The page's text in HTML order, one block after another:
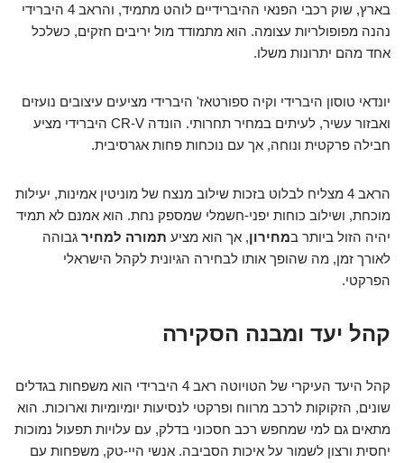
בארץ, שוק רכבי הפנאי ההיברידיים לוהט מתמיד, והראב 4 היברידי
נהנה מפופולריות עצומה. הוא מתמודד מול יריבים חזקים, כשלכל
אחד מהם יתרונות משלו.
יונדאי טוסון היברידי וקיה ספורטאז' היברידי מציעים עיצובים נועזים
ואבזור עשיר, לעיתים במחיר תחרותי. הונדה CR-V היברידי מציע
חבילה פרקטית ונוחה, אך עם נוכחות פחות אגרסיבית.
הראב 4 מצליח לבלוט בזכות שילוב מנצח של מוניטין אמינות, יעילות
מוכחת, ושילוב כוחות יפני-חשמלי שמספק נחת. הוא אמנם לא תמיד
יהיה הזול ביותר במחירון, אך הוא מציע תמורה למחיר גבוהה
לאורך זמן, מה שהופך אותו לבחירה הגיונית לקהל הישראלי
הפרקטי.
קהל יעד ומבנה הסקירה
קהל היעד העיקרי של הטויוטה ראב 4 היברידי הוא משפחות בגדלים
שונים, הזקוקות לרכב מרווח ופרקטי לנסיעות יומיומיות וארוכות. הוא
מתאים גם למי שמחפש רכב חסכוני בדלק, עם עלויות תפעול נמוכות
יחסית ורצון לשמור על איכות הסביבה. אנשי היי-טק, משפחות עם